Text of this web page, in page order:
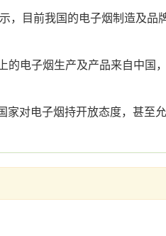
目前我国的电子烟制造及
的电子烟生产及产品来自中
家对电子烟持开放态度，甚